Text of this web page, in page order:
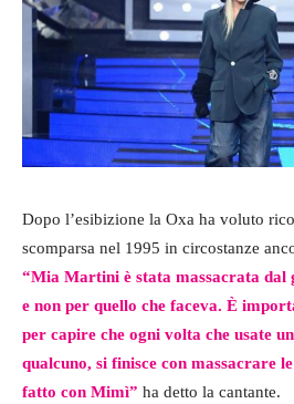
Dopo l’esibizione la Oxa ha voluto
scomparsa nel 1995 in circostanze
“Mia Martini è stata massacrata dal
e non per quello che faceva. È
per capire che ogni volta che usate
qualcuno, si finisce con massacrare
fatto con Mimì” ha detto la cantante.